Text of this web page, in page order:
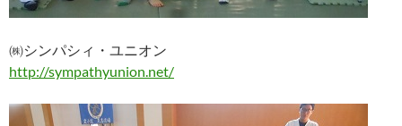
㈱シンパシィ・ユニオン
http://sympathyunion.net/